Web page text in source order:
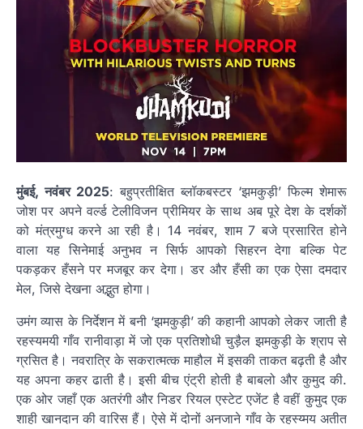
मुंबई, नवंबर 2025: बहुप्रतीक्षित ब्लॉकबस्टर ‘झमकुड़ी’ फिल्म शेमारू
जोश पर अपने वर्ल्ड टेलीविजन प्रीमियर के साथ अब पूरे देश के दर्शकों
को मंत्रमुग्ध करने आ रही है। 14 नवंबर, शाम 7 बजे प्रसारित होने
वाला यह सिनेमाई अनुभव न सिर्फ आपको सिहरन देगा बल्कि पेट
पकड़कर हँसने पर मजबूर कर देगा। डर और हँसी का एक ऐसा दमदार
मेल, जिसे देखना अद्भुत होगा।
उमंग व्यास के निर्देशन में बनी ‘झमकुड़ी’ की कहानी आपको लेकर जाती है
रहस्यमयी गाँव रानीवाड़ा में जो एक प्रतिशोधी चुड़ैल झमकुड़ी के श्राप से
ग्रसित है। नवरात्रि के सकरात्मत्क माहौल में इसकी ताकत बढ़ती है और
यह अपना कहर ढाती है। इसी बीच एंट्री होती है बाबलो और कुमुद की.
एक ओर जहाँ एक अतरंगी और निडर रियल एस्टेट एजेंट है वहीं कुमुद एक
शाही खानदान की वारिस हैं। ऐसे में दोनों अनजाने गाँव के रहस्य्मय अतीत